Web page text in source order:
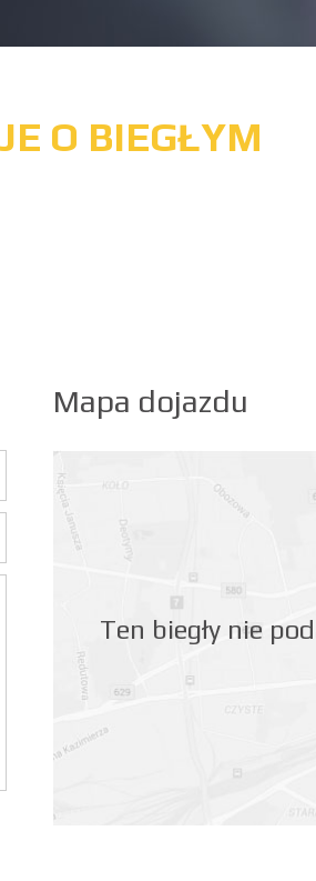
O BIEGŁYM
Mapa dojazdu
Ten biegły nie